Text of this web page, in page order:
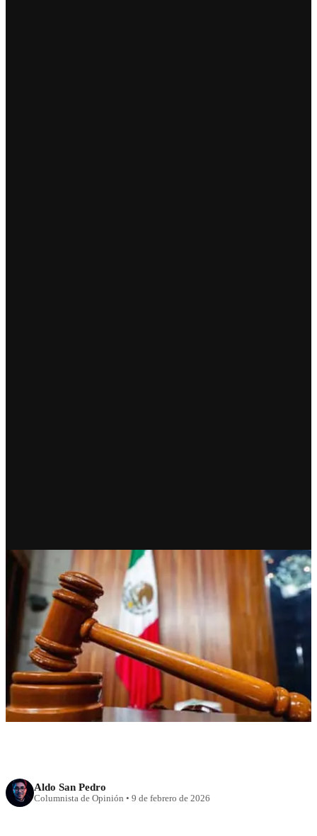
RECIENTE
La reforma judicial empieza
donde la justicia no llega
Aldo San Pedro
Columnista de Opinión • 9 de febrero de 2026